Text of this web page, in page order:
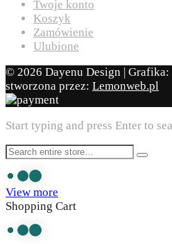
Twoje konto
Koszyk
Zamówienie
Ulubione
© 2026 Dayenu Design |
stworzona przez: Lemonweb.pl
Start typing and press Enter to
View more
Shopping Cart